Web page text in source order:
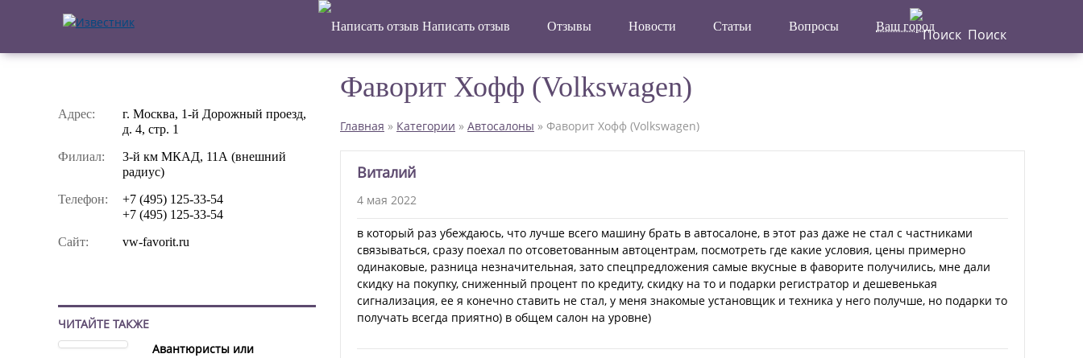
Написать отзыв Отзывы Новости Статьи Вопросы Ваш город Поиск
Адрес:
г. Москва, 1-й Дорожный проезд,
д. 4, стр. 1
Филиал:
3-й км МКАД, 11А (внешний
радиус)
Телефон:
+7 (495) 125-33-54
+7 (495) 125-33-54
Сайт:
vw-favorit.ru
ЧИТАЙТЕ ТАКЖЕ
Авантюристы или
Фаворит Хофф (Volkswagen)
Главная » Категории » Автосалоны » Фаворит Хофф (Volkswagen)
Виталий
4 мая 2022
в который раз убеждаюсь, что лучше всего машину брать в автосалоне, в этот раз даже не стал с частниками
связываться, сразу поехал по отсоветованным автоцентрам, посмотреть где какие условия, цены примерно
одинаковые, разница незначительная, зато спецпредложения самые вкусные в фаворите получились, мне дали
скидку на покупку, сниженный процент по кредиту, скидку на то и подарки регистратор и дешевенькая
сигнализация, ее я конечно ставить не стал, у меня знакомые установщик и техника у него получше, но подарки то
получать всегда приятно) в общем салон на уровне)
Поделиться